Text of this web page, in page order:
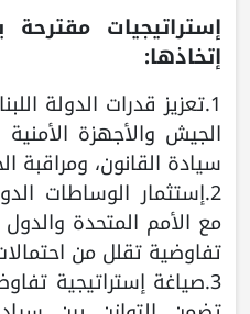
إستراتيجيات مقترحة
إتخاذها:
1.تعزيز قدرات الدولة
الجيش والأجهزة
سيادة القانون، ومراقبة
2.إستثمار الوساطات
مع الأمم المتحدة
تفاوضية تقلل من
3.صياغة إستراتيجية